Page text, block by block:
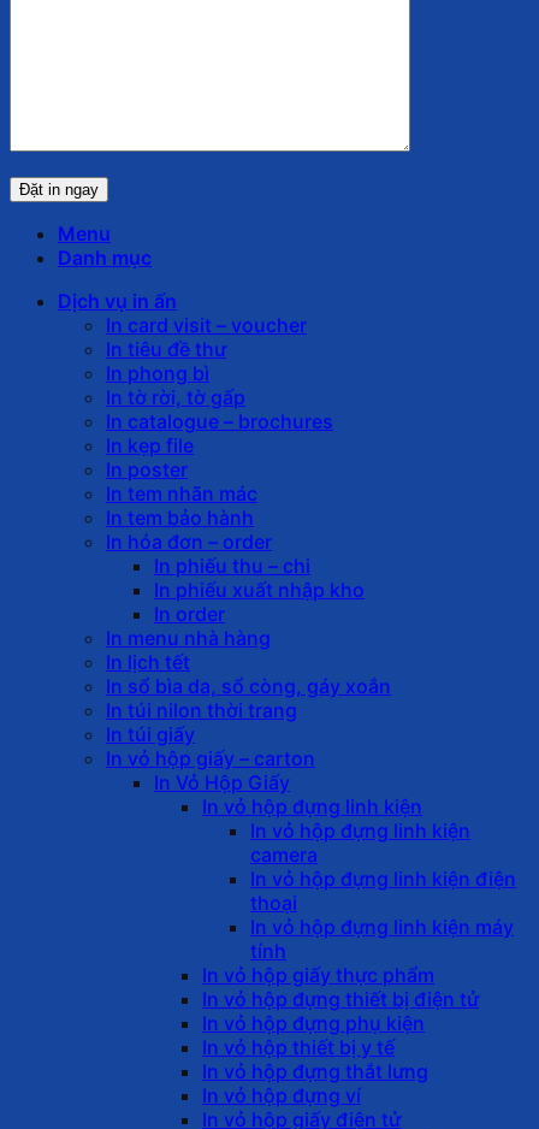
Menu
Danh mục
Dịch vụ in ấn
In card visit – voucher
In tiêu đề thư
In phong bì
In tờ rời, tờ gấp
In catalogue – brochures
In kẹp file
In poster
In tem nhãn mác
In tem bảo hành
In hóa đơn – order
In phiếu thu – chi
In phiếu xuất nhập kho
In order
In menu nhà hàng
In lịch tết
In sổ bìa da, sổ còng, gáy xoắn
In túi nilon thời trang
In túi giấy
In vỏ hộp giấy – carton
In Vỏ Hộp Giấy
In vỏ hộp đựng linh kiện
In vỏ hộp đựng linh kiện
camera
In vỏ hộp đựng linh kiện điện
thoại
In vỏ hộp đựng linh kiện máy
tính
In vỏ hộp giấy thực phẩm
In vỏ hộp đựng thiết bị điện tử
In vỏ hộp đựng phụ kiện
In vỏ hộp thiết bị y tế
In vỏ hộp đựng thắt lưng
In vỏ hộp đựng ví
In vỏ hộp giấy điện tử